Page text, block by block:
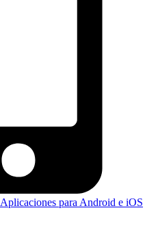
Aplicaciones para Android e iOS